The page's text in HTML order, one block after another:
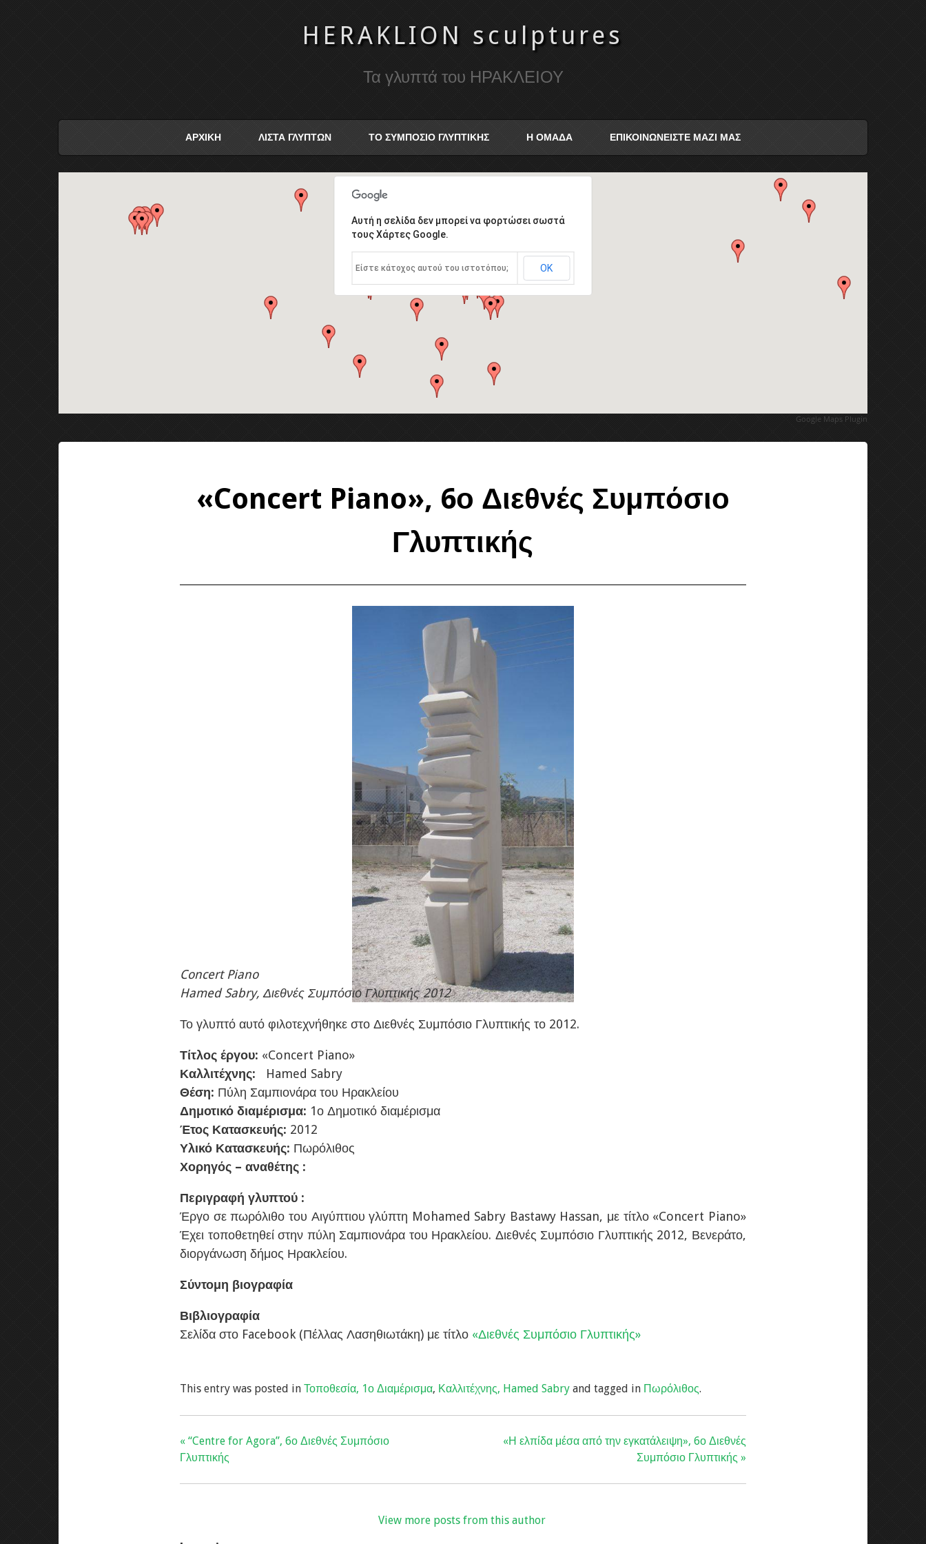
HERAKLION sculptures
Τα γλυπτά του ΗΡΑΚΛΕΙΟΥ
ΑΡΧΙΚΗ ΛΙΣΤΑ ΓΛΥΠΤΩΝ ΤΟ ΣΥΜΠΟΣΙΟ ΓΛΥΠΤΙΚΗΣ Η ΟΜΑΔΑ ΕΠΙΚΟΙΝΩΝΕΙΣΤΕ ΜΑΖΙ ΜΑΣ
Αυτή η σελίδα δεν μπορεί να φορτώσει σωστά
τους Χάρτες Google.
Είστε κάτοχος αυτού του ιστοτόπου; ΟΚ
Google Maps Plugin
«Concert Piano», 6ο Διεθνές Συμπόσιο
Γλυπτικής
Concert Piano
Hamed Sabry, Διεθνές Συμπόσιο Γλυπτικής 2012
Το γλυπτό αυτό φιλοτεχνήθηκε στο Διεθνές Συμπόσιο Γλυπτικής το 2012.
Τίτλος έργου: «Concert Piano»
Καλλιτέχνης:
Hamed Sabry
Θέση: Πύλη Σαμπιονάρα του Ηρακλείου
Δημοτικό διαμέρισμα: 1ο Δημοτικό διαμέρισμα
Έτος Κατασκευής: 2012
Υλικό Κατασκευής: Πωρόλιθος
Χορηγός – αναθέτης :
Περιγραφή γλυπτού :
Έργο σε πωρόλιθο του Αιγύπτιου γλύπτη Mohamed Sabry Bastawy Hassan, με τίτλο «Concert Piano»
Έχει τοποθετηθεί στην πύλη Σαμπιονάρα του Ηρακλείου. Διεθνές Συμπόσιο Γλυπτικής 2012, Βενεράτο,
διοργάνωση δήμος Ηρακλείου.
Σύντομη βιογραφία
Βιβλιογραφία
Σελίδα στο Facebook (Πέλλας Λασηθιωτάκη) με τίτλο «Διεθνές Συμπόσιο Γλυπτικής»
This entry was posted inΤοποθεσία, 1ο Διαμέρισμα, Καλλιτέχνης, Hamed Sabry and tagged in Πωρόλιθος.
« “Centre for Agora”, 6ο Διεθνές Συμπόσιο
Γλυπτικής
«Η ελπίδα μέσα από την εγκατάλειψη», 6ο Διεθνές
Συμπόσιο Γλυπτικής »
View more posts from this author